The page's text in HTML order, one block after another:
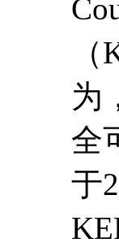
为
全
于